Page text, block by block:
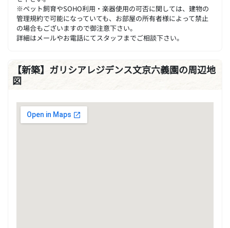
※ペット飼育やSOHO利用・楽器使用の可否に関しては、建物の
管理規約で可能になっていても、お部屋の所有者様によって禁止
の場合もございますので御注意下さい。
詳細はメールやお電話にてスタッフまでご相談下さい。
【新築】ガリシアレジデンス文京六義園の周辺地
図